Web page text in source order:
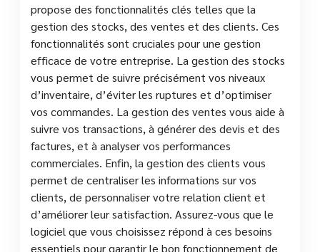
propose des fonctionnalités clés telles que la
gestion des stocks, des ventes et des clients. Ces
fonctionnalités sont cruciales pour une gestion
efficace de votre entreprise. La gestion des stocks
vous permet de suivre précisément vos niveaux
d’inventaire, d’éviter les ruptures et d’optimiser
vos commandes. La gestion des ventes vous aide à
suivre vos transactions, à générer des devis et des
factures, et à analyser vos performances
commerciales. Enfin, la gestion des clients vous
permet de centraliser les informations sur vos
clients, de personnaliser votre relation client et
d’améliorer leur satisfaction. Assurez-vous que le
logiciel que vous choisissez répond à ces besoins
essentiels pour garantir le bon fonctionnement de